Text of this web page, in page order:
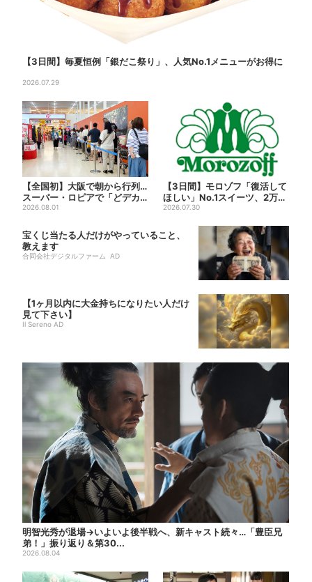
【3日間】毎夏恒例「銀だこ祭り」、人気No.1メニューがお得に
2026.07.29
【全国初】大阪で朝から行列…
スーパー・ロピアで「どデカ
抽選会」、開始30分で“1...
2026.08.01
【3日間】モロゾフ「復活して
ほしい」No.1スイーツ、2万3
865票から選ばれた...
2026.07.30
宝くじ当たる人だけがやっていること、
教えます
合同会社デジタルファーム AD
【1ヶ月以内に大金持ちになりたい人だけ
見て下さい】
Il Sereno AD
明智光秀が退場→いよいよ後半戦へ、新キャスト続々…「豊臣兄
弟！」振り返り＆第30...
2026.08.04